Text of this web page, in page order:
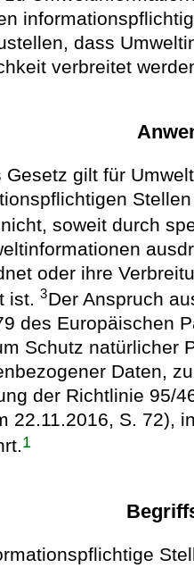
dass
verbreitet
Gesetz gilt für
soweit durch
oder ihre
ist.3Der Anspruch
des Europäischen
Schutz natürlicher
Daten,
der Richtlinie 95/
22.11.2016, S. 72),
1